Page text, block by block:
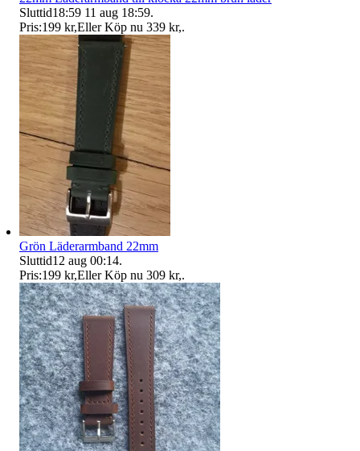
Sluttid18:59 11 aug 18:59.
Pris:199 kr,Eller Köp nu 339 kr,.
Grön Läderarmband 22mm
Sluttid12 aug 00:14.
Pris:199 kr,Eller Köp nu 309 kr,.